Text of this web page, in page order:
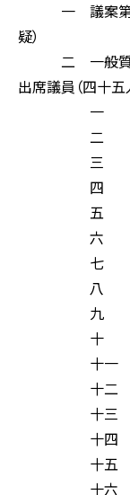
一 議案第一号
疑）
二 一般質
出席議員（四十五
一
二
三
四
五
六
七
八
九
十
十
十
十
十
十
十